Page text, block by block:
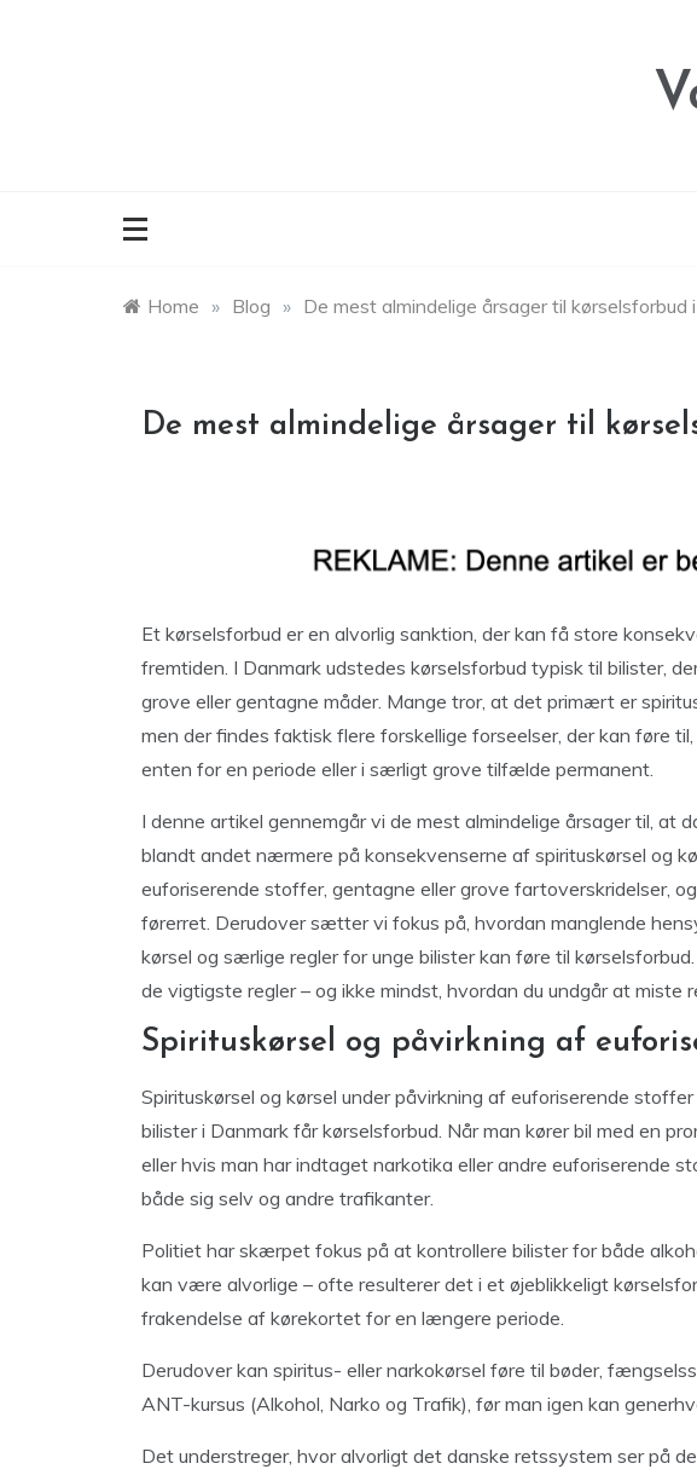
Home » Blog » De mest almindelige årsager til kørselsforbud
De mest almindelige årsager til
Et kørselsforbud er en alvorlig sanktion, der kan få store
fremtiden. I Danmark udstedes kørselsforbud typisk til bilister,
grove eller gentagne måder. Mange tror, at det primært er
men der findes faktisk flere forskellige forseelser, der kan føre
enten for en periode eller i særligt grove tilfælde permanent.
I denne artikel gennemgår vi de mest almindelige årsager til, at
blandt andet nærmere på konsekvenserne af spirituskørsel og
euforiserende stoffer, gentagne eller grove fartoverskridelser,
førerret. Derudover sætter vi fokus på, hvordan manglende
kørsel og særlige regler for unge bilister kan føre til
de vigtigste regler – og ikke mindst, hvordan du undgår at miste
Spirituskørsel og påvirkning af
Spirituskørsel og kørsel under påvirkning af euforiserende
bilister i Danmark får kørselsforbud. Når man kører bil med en
eller hvis man har indtaget narkotika eller andre euforiserende
både sig selv og andre trafikanter.
Politiet har skærpet fokus på at kontrollere bilister for både
kan være alvorlige – ofte resulterer det i et øjeblikkeligt
frakendelse af kørekortet for en længere periode.
Derudover kan spiritus- eller narkokørsel føre til bøder,
ANT-kursus (Alkohol, Narko og Trafik), før man igen kan
Det understreger, hvor alvorligt det danske retssystem ser på